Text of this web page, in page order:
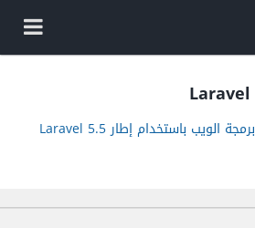
برمجة الويب باستخدام إطار Laravel 5.5